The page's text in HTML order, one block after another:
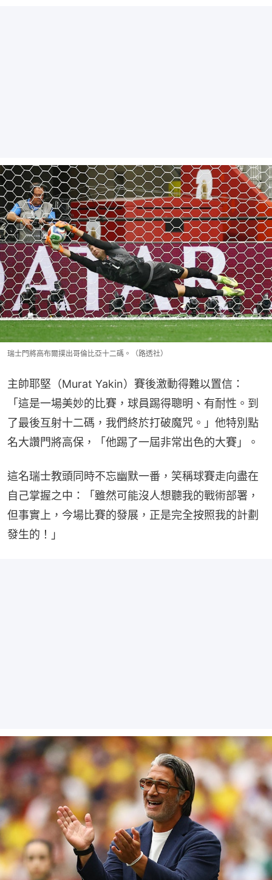
瑞士門將高布爾撲出哥倫比亞十二碼。（路透社）
主帥耶堅（Murat Yakin）賽後激動得難以置信：
「這是一場美妙的比賽，球員踢得聰明、有耐性。到
了最後互射十二碼，我們終於打破魔咒。」他特別點
名大讚門將高保，「他踢了一屆非常出色的大賽」。
這名瑞士教頭同時不忘幽默一番，笑稱球賽走向盡在
自己掌握之中：「雖然可能沒人想聽我的戰術部署，
但事實上，今場比賽的發展，正是完全按照我的計劃
發生的！」